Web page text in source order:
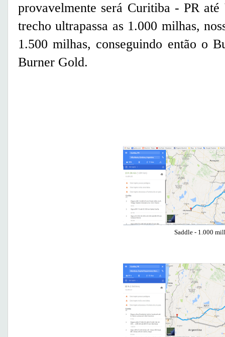
provavelmente será Curitiba - PR
trecho ultrapassa as 1.000 milhas,
1.500 milhas, conseguindo então o
Burner Gold.
Saddle - 1.000